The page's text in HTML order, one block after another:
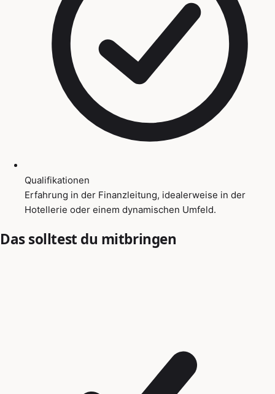
Qualifikationen
Erfahrung in der Finanzleitung, idealerweise in der
Hotellerie oder einem dynamischen Umfeld.
Das solltest du mitbringen